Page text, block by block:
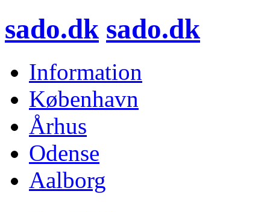
sado.dk sado.dk
Information
København
Århus
Odense
Aalborg